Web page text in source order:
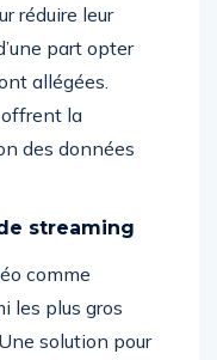
réduire leur
part opter
allégées.
offrent la
des données
streaming
comme
les plus gros
solution pour